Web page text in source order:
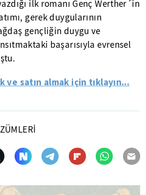
ilk romanı Genç Werther´in
gerek duygularının
gençliğin duygu ve
başarısıyla evrensel
ve satın almak için tıklayın...